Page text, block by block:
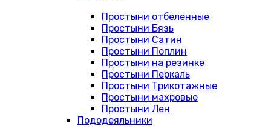
Простыни отбеленные
Простыни Бязь
Простыни Сатин
Простыни Поплин
Простыни на резинке
Простыни Перкаль
Простыни Трикотажные
Простыни махровые
Простыни Лен
Пододеяльники